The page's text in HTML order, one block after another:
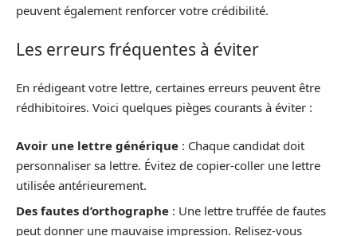
peuvent également renforcer votre crédibilité.
Les erreurs fréquentes à éviter
En rédigeant votre lettre, certaines erreurs peuvent être
rédhibitoires. Voici quelques pièges courants à éviter :
Avoir une lettre générique : Chaque candidat doit
personnaliser sa lettre. Évitez de copier-coller une lettre
utilisée antérieurement.
Des fautes d’orthographe : Une lettre truffée de fautes
peut donner une mauvaise impression. Relisez-vous